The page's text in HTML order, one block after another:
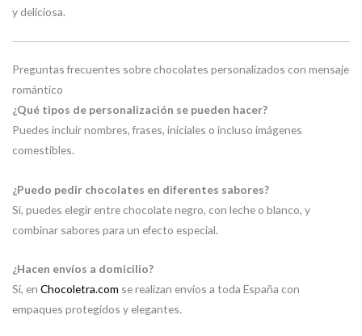
y deliciosa.
Preguntas frecuentes sobre chocolates personalizados con mensaje
romántico
¿Qué tipos de personalización se pueden hacer?
Puedes incluir nombres, frases, iniciales o incluso imágenes
comestibles.
¿Puedo pedir chocolates en diferentes sabores?
Sí, puedes elegir entre chocolate negro, con leche o blanco, y
combinar sabores para un efecto especial.
¿Hacen envíos a domicilio?
Sí, en Chocoletra.com se realizan envíos a toda España con
empaques protegidos y elegantes.